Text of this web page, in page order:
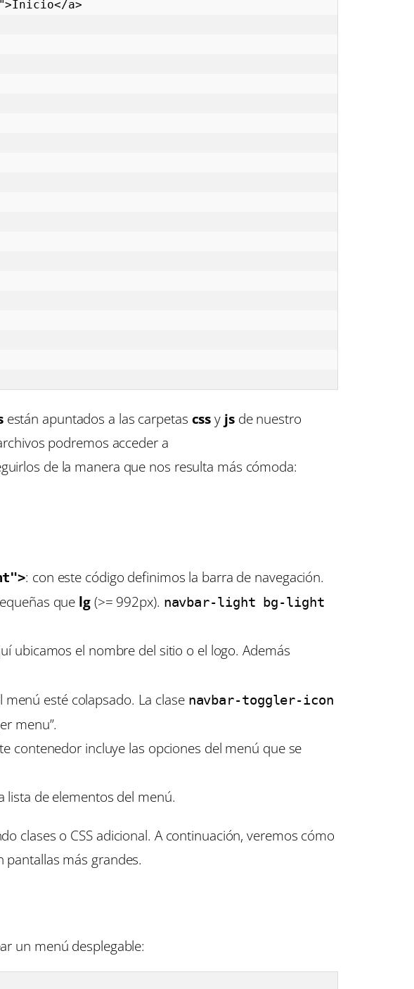
están apuntados a las carpetas cssy js de nuestro
podremos acceder a
de la manera que nos resulta más cómoda:
: con este código definimos la barra de navegación.
que lg(>= 992px). navbar-light bg-light
ubicamos el nombre del sitio o el logo. Además
esté colapsado. La clase navbar-toggler-icon
menu”.
contenedor incluye las opciones del menú que se
de elementos del menú.
clases o CSS adicional. A continuación, veremos cómo
más grandes.
un menú desplegable: